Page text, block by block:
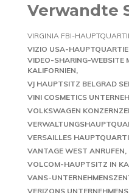
Verwandte
VIRGINIA FBI-
VIZIO USA-
VIDEO-SHARING-WEBSITE
KALIFORNIEN
VJ HAUPTSITZ BELGRAD
VINI COSMETICS
VOLKSWAGEN
VERSAILLES
VANTAGE WEST ANRUFEN
VOLCOM-HAUPTSITZ IN
VANS-
VERIZONS